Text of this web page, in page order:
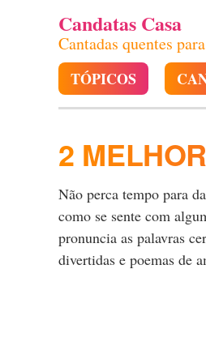
Candatas Casa
Cantadas quentes
TÓPICOS
2
Não perca tempo para
como se sente com
pronuncia as palavras
divertidas e poemas de